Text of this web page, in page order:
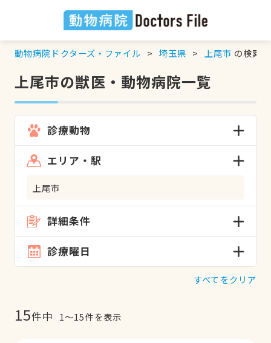
動物病院ドクターズ・ファイル 埼玉県 上尾市 の検索
上尾市の獣医・動物病院一覧
診療動物
エリア・駅
上尾市
詳細条件
診療曜日
すべてをクリア
15件中 1〜15件を表示